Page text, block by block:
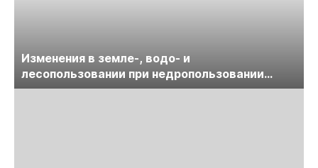
Изменения в земле-, водо- и
лесопользовании при недропользовании
обсудят на семинаре «ПравоТЭК»